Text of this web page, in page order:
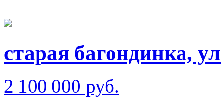
старая багондинка,
2 100 000 руб.